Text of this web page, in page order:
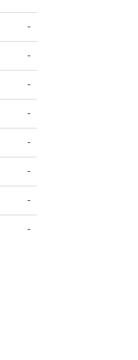
-
-
-
-
-
-
-
-